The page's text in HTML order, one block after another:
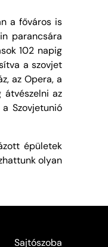
a főváros is
parancsára
102 napig
a szovjet
az Opera, a
átvészelni az
Szovjetunió
épületek
olyan
Sajtószoba